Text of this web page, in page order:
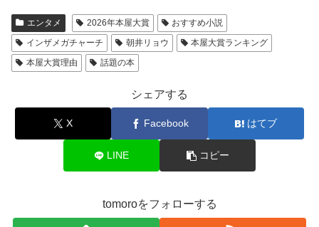
エンタメ 2026年本屋大賞
おすすめ小説
インザメガチャーチ
朝井リョウ
本屋大賞ランキング
本屋大賞理由
話題の本
シェアする
X Facebook はてブ
LINE コピー
tomoroをフォローする